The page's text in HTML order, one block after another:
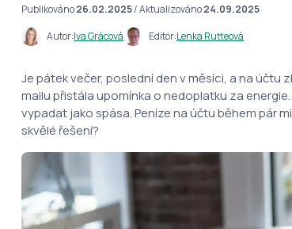
Publikováno26.02.2025/ Aktualizováno24.09.2025
Autor:Iva Grácová Editor:Lenka Rutteová
Je pátek večer, poslední den v měsíci, a na účtu
mailu přistála upomínka o nedoplatku za
vypadat jako spása. Peníze na účtu během pár
skvělé řešení?